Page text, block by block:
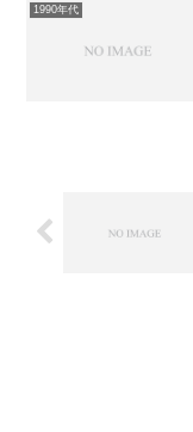
1990年代